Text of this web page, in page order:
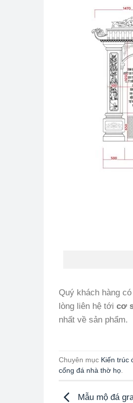
Quý khách hàng
lòng liên hệ tới cơ
nhất về sản phẩm.
Chuyên mục Kiến trúc
cổng đá nhà thờ họ.
Mẫu mộ đá